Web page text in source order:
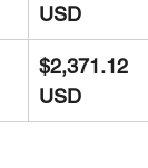
USD
$2,371.12
USD